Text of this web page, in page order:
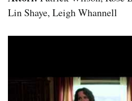
Lin Shaye, Leigh Whannell